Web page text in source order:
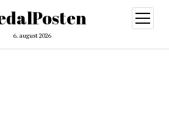
6. august 2026
open
menu